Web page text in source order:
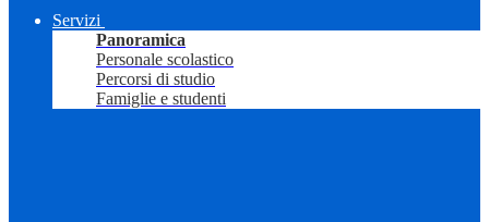
Servizi
Panoramica
Personale scolastico
Percorsi di studio
Famiglie e studenti